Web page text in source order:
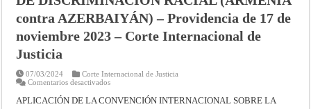
contra AZERBAIYÁN) – Providencia de 17 de
noviembre 2023 – Corte Internacional de
Justicia
07/03/2024
Corte Internacional de Justicia
Comentarios desactivadosen
DE
APLICACIÓN DE LA CONVENCIÓN INTERNACIONAL SOBRE LA